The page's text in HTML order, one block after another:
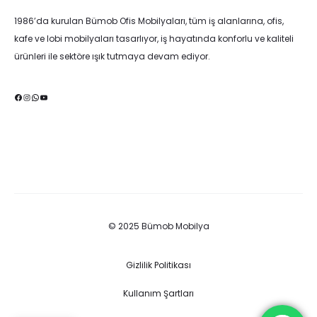
1986’da kurulan Bümob Ofis Mobilyaları, tüm iş alanlarına, ofis,
kafe ve lobi mobilyaları tasarlıyor, iş hayatında konforlu ve kaliteli
ürünleri ile sektöre ışık tutmaya devam ediyor.
Facebook
Instagram
WhatsApp
YouTube
© 2025 Bümob Mobilya
Gizlilik Politikası
Kullanım Şartları